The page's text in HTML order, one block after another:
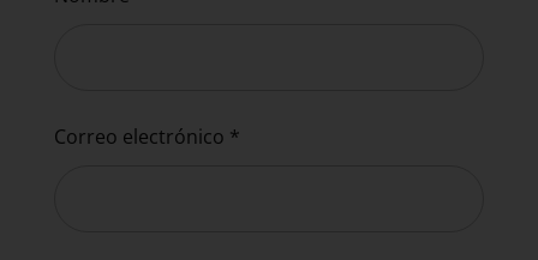
Correo electrónico *